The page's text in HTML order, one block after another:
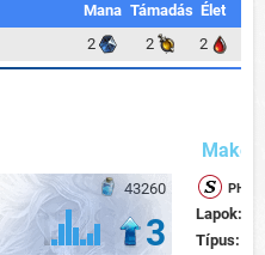
Mana Támadás Élet
2 2 2
43260
3
Make
Lapok:
Típus: